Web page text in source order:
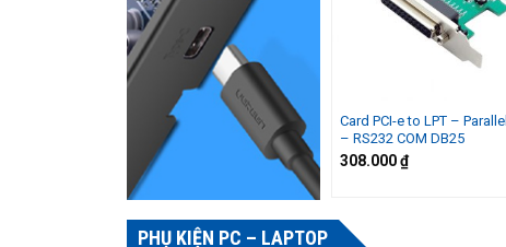
Card PCI-e to LPT – Parallel
– RS232 COM DB25
308.000₫
PHỤ KIỆN PC – LAPTOP